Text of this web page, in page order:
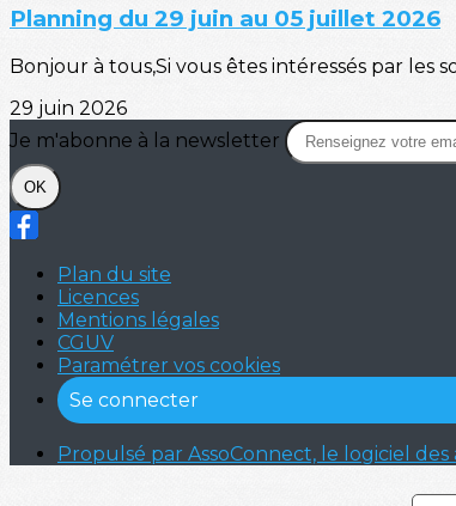
Planning du 29 juin au 05 juillet 2026
Bonjour à tous,Si vous êtes intéressés par les
29 juin 2026
Je m'abonne à la newsletter
OK
Plan du site
Licences
Mentions légales
CGUV
Paramétrer vos cookies
Se connecter
Propulsé par AssoConnect, le logiciel des